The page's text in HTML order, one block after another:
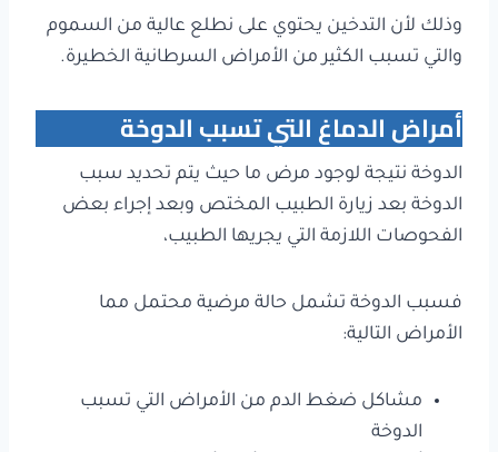
وذلك لأن التدخين يحتوي على نطلع عالية من السموم
والتي تسبب الكثير من الأمراض السرطانية الخطيرة.
أمراض الدماغ التي تسبب الدوخة
الدوخة نتيجة لوجود مرض ما حيث يتم تحديد سبب
الدوخة بعد زيارة الطبيب المختص وبعد إجراء بعض
الفحوصات اللازمة التي يجريها الطبيب،
فسبب الدوخة تشمل حالة مرضية محتمل مما
الأمراض التالية:
مشاكل ضغط الدم من الأمراض التي تسبب
الدوخة